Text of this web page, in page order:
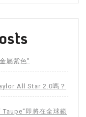
屬紫色”
All Star 2.0嗎？
即將在全球範